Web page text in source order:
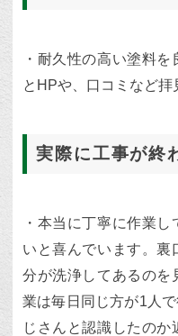
・耐久性の高い塗料
とHPや、口コミなど拝
実際に工事が終
・本当に丁寧に作業
いと喜んでいます。裏
分が洗浄してあるのを
業は毎日同じ方が1人
じさんと認識したの